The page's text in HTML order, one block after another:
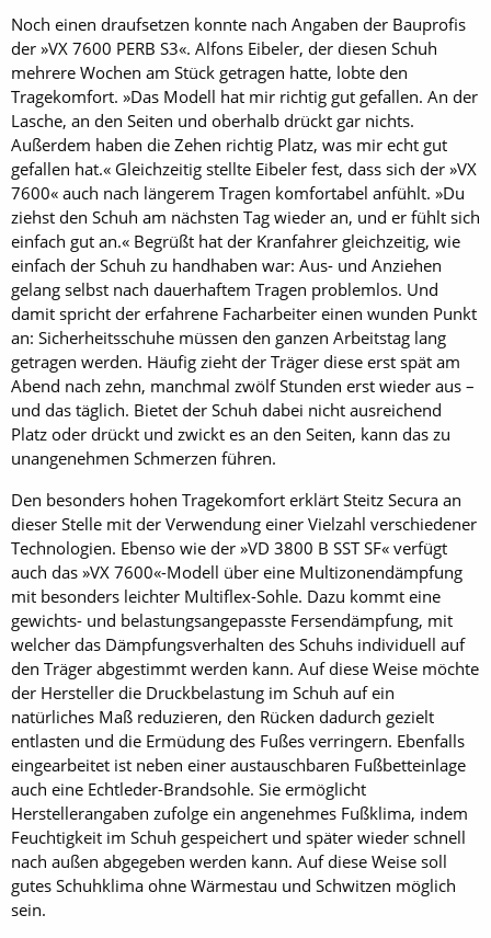
Noch einen draufsetzen konnte nach Angaben der Bauprofis
der »VX 7600 PERB S3«. Alfons Eibeler, der diesen Schuh
mehrere Wochen am Stück getragen hatte, lobte den
Tragekomfort. »Das Modell hat mir richtig gut gefallen. An der
Lasche, an den Seiten und oberhalb drückt gar nichts.
Außerdem haben die Zehen richtig Platz, was mir echt gut
gefallen hat.« Gleichzeitig stellte Eibeler fest, dass sich der »VX
7600« auch nach längerem Tragen komfortabel anfühlt. »Du
ziehst den Schuh am nächsten Tag wieder an, und er fühlt sich
einfach gut an.« Begrüßt hat der Kranfahrer gleichzeitig, wie
einfach der Schuh zu handhaben war: Aus- und Anziehen
gelang selbst nach dauerhaftem Tragen problemlos. Und
damit spricht der erfahrene Facharbeiter einen wunden Punkt
an: Sicherheitsschuhe müssen den ganzen Arbeitstag lang
getragen werden. Häufig zieht der Träger diese erst spät am
Abend nach zehn, manchmal zwölf Stunden erst wieder aus –
und das täglich. Bietet der Schuh dabei nicht ausreichend
Platz oder drückt und zwickt es an den Seiten, kann das zu
unangenehmen Schmerzen führen.
Den besonders hohen Tragekomfort erklärt Steitz Secura an
dieser Stelle mit der Verwendung einer Vielzahl verschiedener
Technologien. Ebenso wie der »VD 3800 B SST SF« verfügt
auch das »VX 7600«-Modell über eine Multizonendämpfung
mit besonders leichter Multiflex-Sohle. Dazu kommt eine
gewichts- und belastungsangepasste Fersendämpfung, mit
welcher das Dämpfungsverhalten des Schuhs individuell auf
den Träger abgestimmt werden kann. Auf diese Weise möchte
der Hersteller die Druckbelastung im Schuh auf ein
natürliches Maß reduzieren, den Rücken dadurch gezielt
entlasten und die Ermüdung des Fußes verringern. Ebenfalls
eingearbeitet ist neben einer austauschbaren Fußbetteinlage
auch eine Echtleder-Brandsohle. Sie ermöglicht
Herstellerangaben zufolge ein angenehmes Fußklima, indem
Feuchtigkeit im Schuh gespeichert und später wieder schnell
nach außen abgegeben werden kann. Auf diese Weise soll
gutes Schuhklima ohne Wärmestau und Schwitzen möglich
sein.